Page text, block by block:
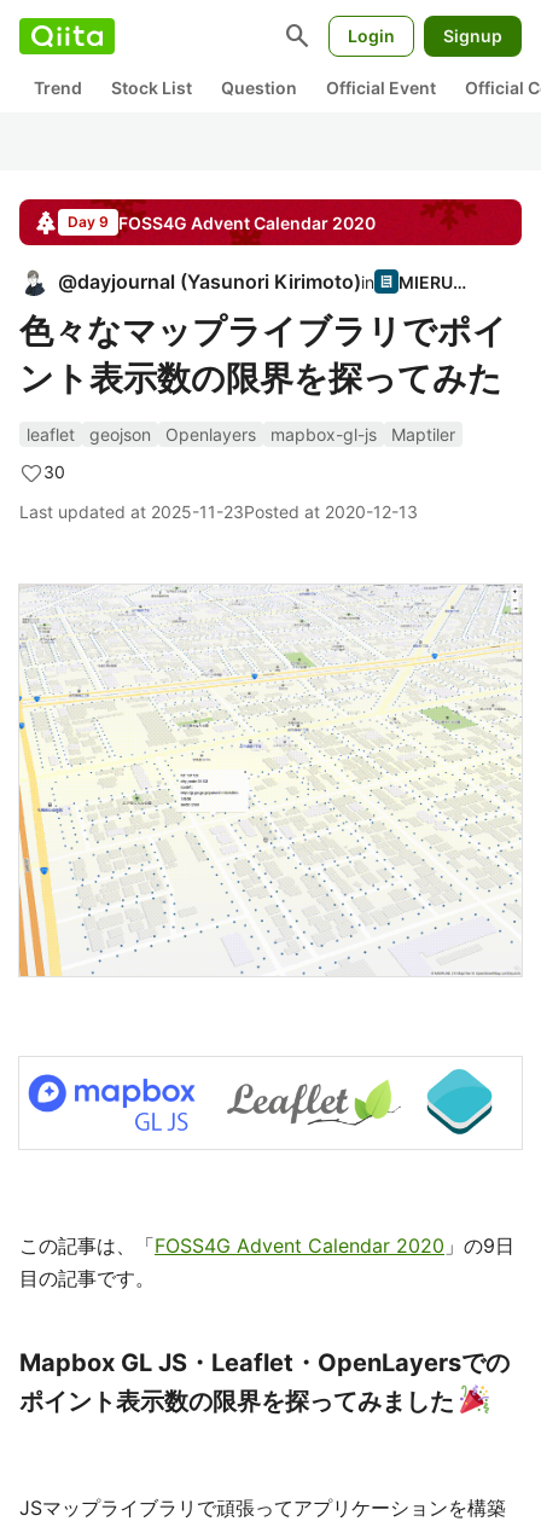
search Login Signup
Trend Stock List Question Official Event Official
Day 9 FOSS4G Advent Calendar 2020
@dayjournal (Yasunori Kirimoto)in MIERUNE
色々なマップライブラリでポイ
ント表示数の限界を探ってみた
leaflet geojson Openlayers mapbox-gl-js
Maptiler
30
Last updated at 2025-11-23Posted at 2020-12-13
この記事は、「FOSS4G Advent Calendar 2020 」の9日
目の記事です。
Mapbox GL JS・Leaflet・OpenLayersでの
ポイント表示数の限界を探ってみました
JSマップライブラリで頑張ってアプリケーションを構築